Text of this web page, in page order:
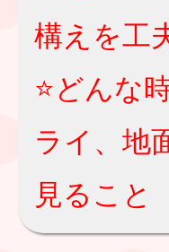
構えを工
⭐️どんな
ライ、地
見ること